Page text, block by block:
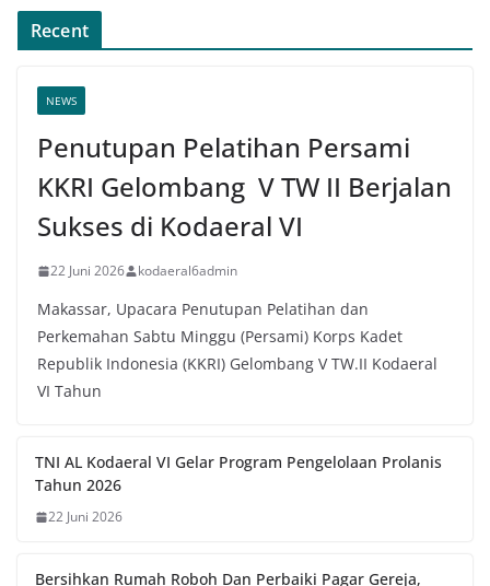
Recent
NEWS
Penutupan Pelatihan Persami
KKRI Gelombang V TW II Berjalan
Sukses di Kodaeral VI
22 Juni 2026 kodaeral6admin
Makassar, Upacara Penutupan Pelatihan dan
Perkemahan Sabtu Minggu (Persami) Korps Kadet
Republik Indonesia (KKRI) Gelombang V TW.II Kodaeral
VI Tahun
TNI AL Kodaeral VI Gelar Program Pengelolaan Prolanis
Tahun 2026
22 Juni 2026
Bersihkan Rumah Roboh Dan Perbaiki Pagar Gereja,